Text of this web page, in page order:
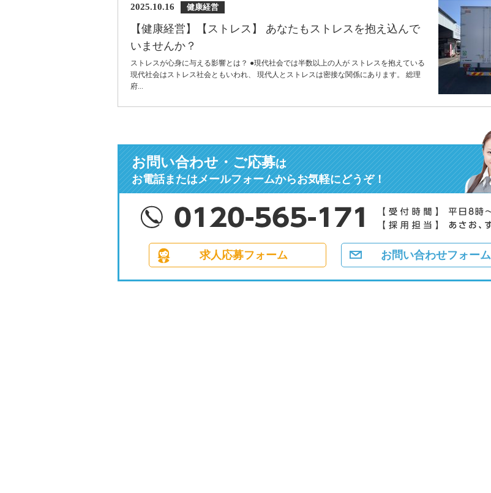
2025.10.16 健康経営
【健康経営】【ストレス】 あなたもストレスを抱え込んで
いませんか？
ストレスが心身に与える影響とは？ ●現代社会では半数以上の人が ストレスを抱えている
現代社会はストレス社会ともいわれ、 現代人とストレスは密接な関係にあります。 総理
府...
お問い合わせ・ご応募は
お電話またはメールフォームからお気軽にどうぞ！
求人応募フォーム お問い合わせフォーム